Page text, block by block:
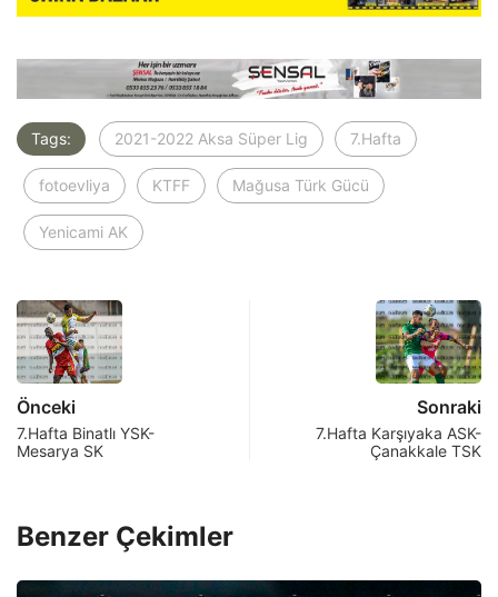
Tags: 2021-2022 Aksa Süper Lig 7.Hafta
fotoevliya KTFF Mağusa Türk Gücü
Yenicami AK
Önceki
7.Hafta Binatlı YSK-
Mesarya SK
Sonraki
7.Hafta Karşıyaka ASK-
Çanakkale TSK
Benzer Çekimler